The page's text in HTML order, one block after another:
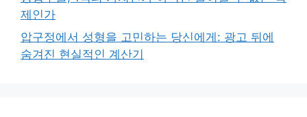
제인가
압구정에서 성형을 고민하는 당신에게: 광고 뒤에
숨겨진 현실적인 계산기